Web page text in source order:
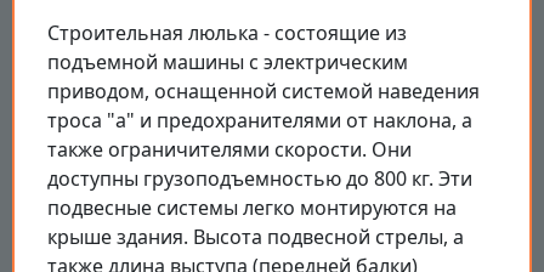
Строительная люлька - состоящие из
подъемной машины с электрическим
приводом, оснащенной системой наведения
троса "а" и предохранителями от наклона, а
также ограничителями скорости. Они
доступны грузоподъемностью до 800 кг. Эти
подвесные системы легко монтируются на
крыше здания. Высота подвесной стрелы, а
также длина выступа (передней балки)